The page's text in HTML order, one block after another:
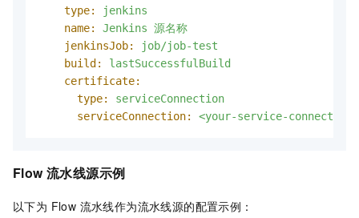
type:
jenkins
name:
Jenkins 源名称
jenkinsJob:
job/job-test
build:
lastSuccessfulBuild
certificate:
type:
serviceConnection
serviceConnection:
<your-service-
Flow 流水线源示例
以下为 Flow 流水线作为流水线源的配置示例：